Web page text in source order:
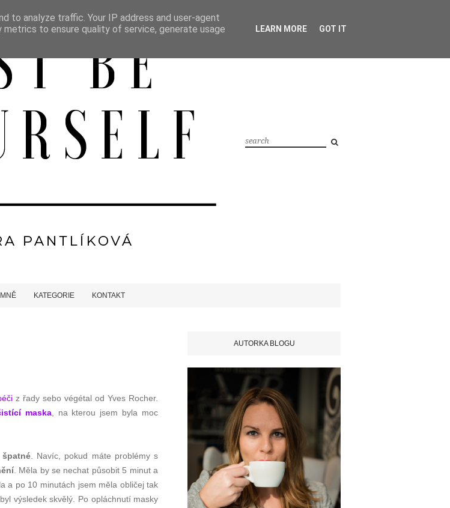
KATEGORIE KONTAKT
z řady sebo végétal od Yves Rocher.
maska, na kterou jsem byla moc
. Navíc, pokud máte problémy s
. Měla by se nechat působit 5 minut a
a po 10 minutách jsem měla obličej tak
výsledek skvělý. Po opláchnutí masky
AUTORKA BLOGU
to analyze traffic. Your IP address and user-agent
to ensure quality of service, generate usage
LEARN MORE GOT IT